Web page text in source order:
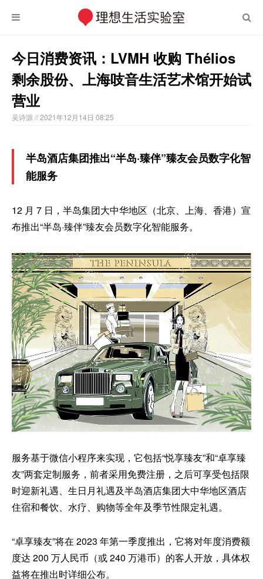
今日消费资讯：LVMH 收购 Thélios
剩余股份、上海吱音生活艺术馆开始试
营业
吴诗源 // 2021年12月14日 08:25
半岛酒店集团推出“半岛·臻伴”臻友会员数字化智
能服务
12 月 7 日，半岛集团大中华地区（北京、上海、香港）宣
布推出“半岛·臻伴”臻友会员数字化智能服务。
服务基于微信小程序来实现，它包括“悦享臻友”和“卓享臻
友”两套定制服务，前者采用免费注册，之后可享受包括限
时迎新礼遇、生日月礼遇及半岛酒店集团大中华地区酒店
住宿和餐饮、水疗、购物等全年及季节性限定礼遇。
“卓享臻友”将在 2023 年第一季度推出，它将对年度消费额
度达 200 万人民币（或 240 万港币）的客人开放，具体权
益将在推出时详细公布。